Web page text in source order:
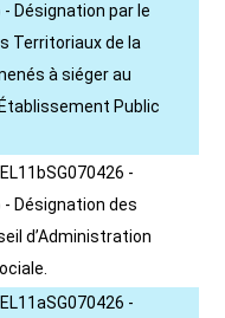
Désignation par le
Territoriaux de la
à siéger au
Public
-
- Désignation des
d’Administration
-